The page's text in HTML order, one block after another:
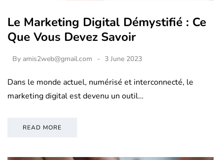
Le Marketing Digital Démystifié : Ce
Que Vous Devez Savoir
By amis2web@gmail.com 3 June 2023
Dans le monde actuel, numérisé et interconnecté, le
marketing digital est devenu un outil…
READ MORE